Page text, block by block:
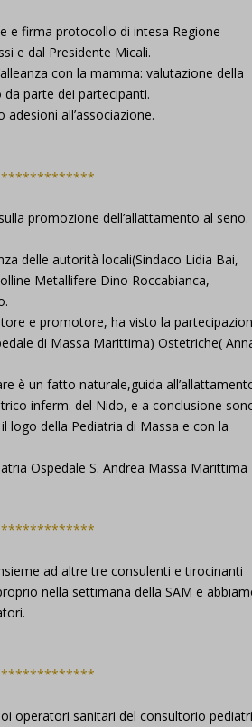
e firma protocollo di intesa Regione
e dal Presidente Micali.
con la mamma: valutazione della
parte dei partecipanti.
all’associazione.
promozione dell’allattamento al seno.
delle autorità locali(Sindaco Lidia Bai,
Metallifere Dino Roccabianca,
e promotore, ha visto la
di Massa Marittima) Ostetriche(
è un fatto naturale,guida
inferm. del Nido, e a conclusione
logo della Pediatria di Massa e con la
Ospedale S. Andrea Massa Marittima
ad altre tre consulenti e tirocinanti
nella settimana della SAM e
operatori sanitari del consultorio